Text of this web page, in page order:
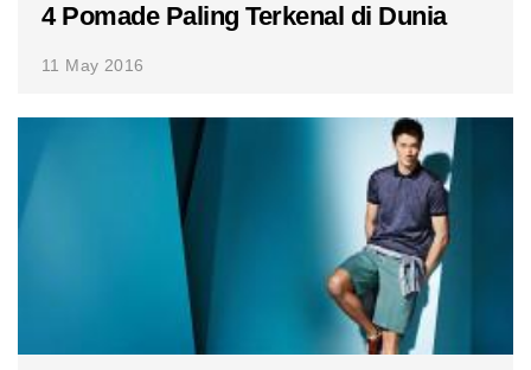
4 Pomade Paling Terkenal di Dunia
11 May 2016